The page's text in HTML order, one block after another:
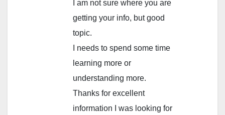
I am not sure where you are
getting your info, but good
topic.
I needs to spend some time
learning more or
understanding more.
Thanks for excellent
information I was looking for